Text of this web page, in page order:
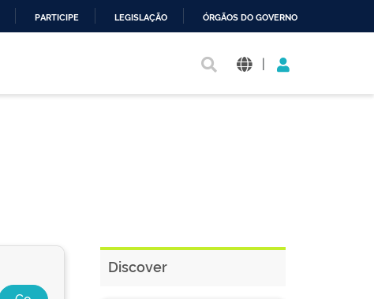
PARTICIPE LEGISLAÇÃO ÓRGÃOS DO GOVERNO
|
Discover